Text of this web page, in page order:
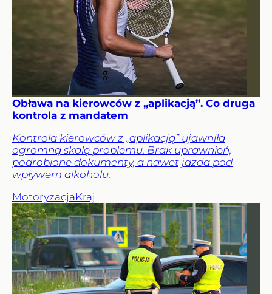
Obława na kierowców z „aplikacją”. Co druga
kontrola z mandatem
Kontrola kierowców z „aplikacją” ujawniła
ogromną skalę problemu. Brak uprawnień,
podrobione dokumenty, a nawet jazda pod
wpływem alkoholu.
MotoryzacjaKraj